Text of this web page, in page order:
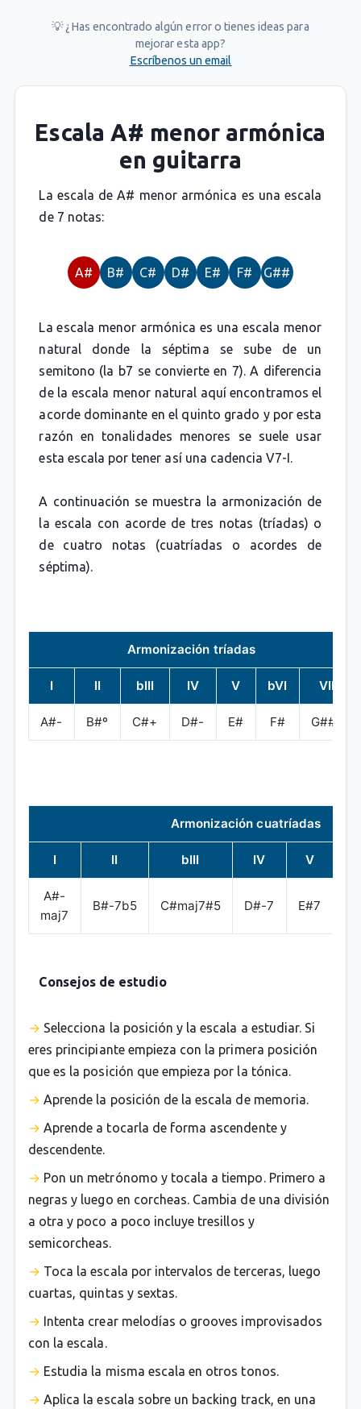
💡 ¿Has encontrado algún error o tienes ideas para
mejorar esta app?
Escríbenos un email
Escala A# menor armónica
en guitarra
La escala de A# menor armónica es una escala
de 7 notas:
A# B# C# D# E# F# G##
La escala menor armónica es una escala menor
natural donde la séptima se sube de un
semitono (la b7 se convierte en 7). A diferencia
de la escala menor natural aquí encontramos el
acorde dominante en el quinto grado y por esta
razón en tonalidades menores se suele usar
esta escala por tener así una cadencia V7-I.
A continuación se muestra la armonización de
la escala con acorde de tres notas (tríadas) o
de cuatro notas (cuatríadas o acordes de
séptima).
Armonización tríadas
I II bIII IV V bVI VII
A#- B#º C#+ D#- E# F# G##º
Armonización cuatríadas
I II bIII IV V
A#-
maj7
B#-7b5 C#maj7#5 D#-7 E#7
Consejos de estudio
Selecciona la posición y la escala a estudiar. Si
eres principiante empieza con la primera posición
que es la posición que empieza por la tónica.
Aprende la posición de la escala de memoria.
Aprende a tocarla de forma ascendente y
descendente.
Pon un metrónomo y tocala a tiempo. Primero a
negras y luego en corcheas. Cambia de una división
a otra y poco a poco incluye tresillos y
semicorcheas.
Toca la escala por intervalos de terceras, luego
cuartas, quintas y sextas.
Intenta crear melodías o grooves improvisados
con la escala.
Estudia la misma escala en otros tonos.
Aplica la escala sobre un backing track, en una